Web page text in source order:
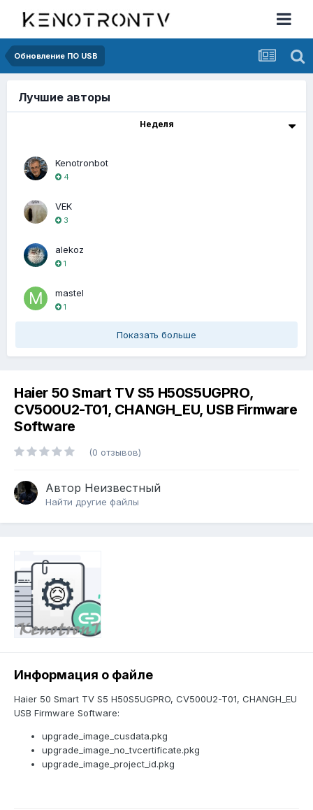
Обновление ПО USB
Лучшие авторы
Неделя
Kenotronbot
4
VEK
3
alekoz
1
mastel
1
Показать больше
Haier 50 Smart TV S5 H50S5UGPRO,
CV500U2-T01, CHANGH_EU, USB Firmware
Software
(0 отзывов)
Автор Неизвестный
Найти другие файлы
Информация о файле
Haier 50 Smart TV S5 H50S5UGPRO, CV500U2-T01, CHANGH_EU
USB Firmware Software:
upgrade_image_cusdata.pkg
upgrade_image_no_tvcertificate.pkg
upgrade_image_project_id.pkg